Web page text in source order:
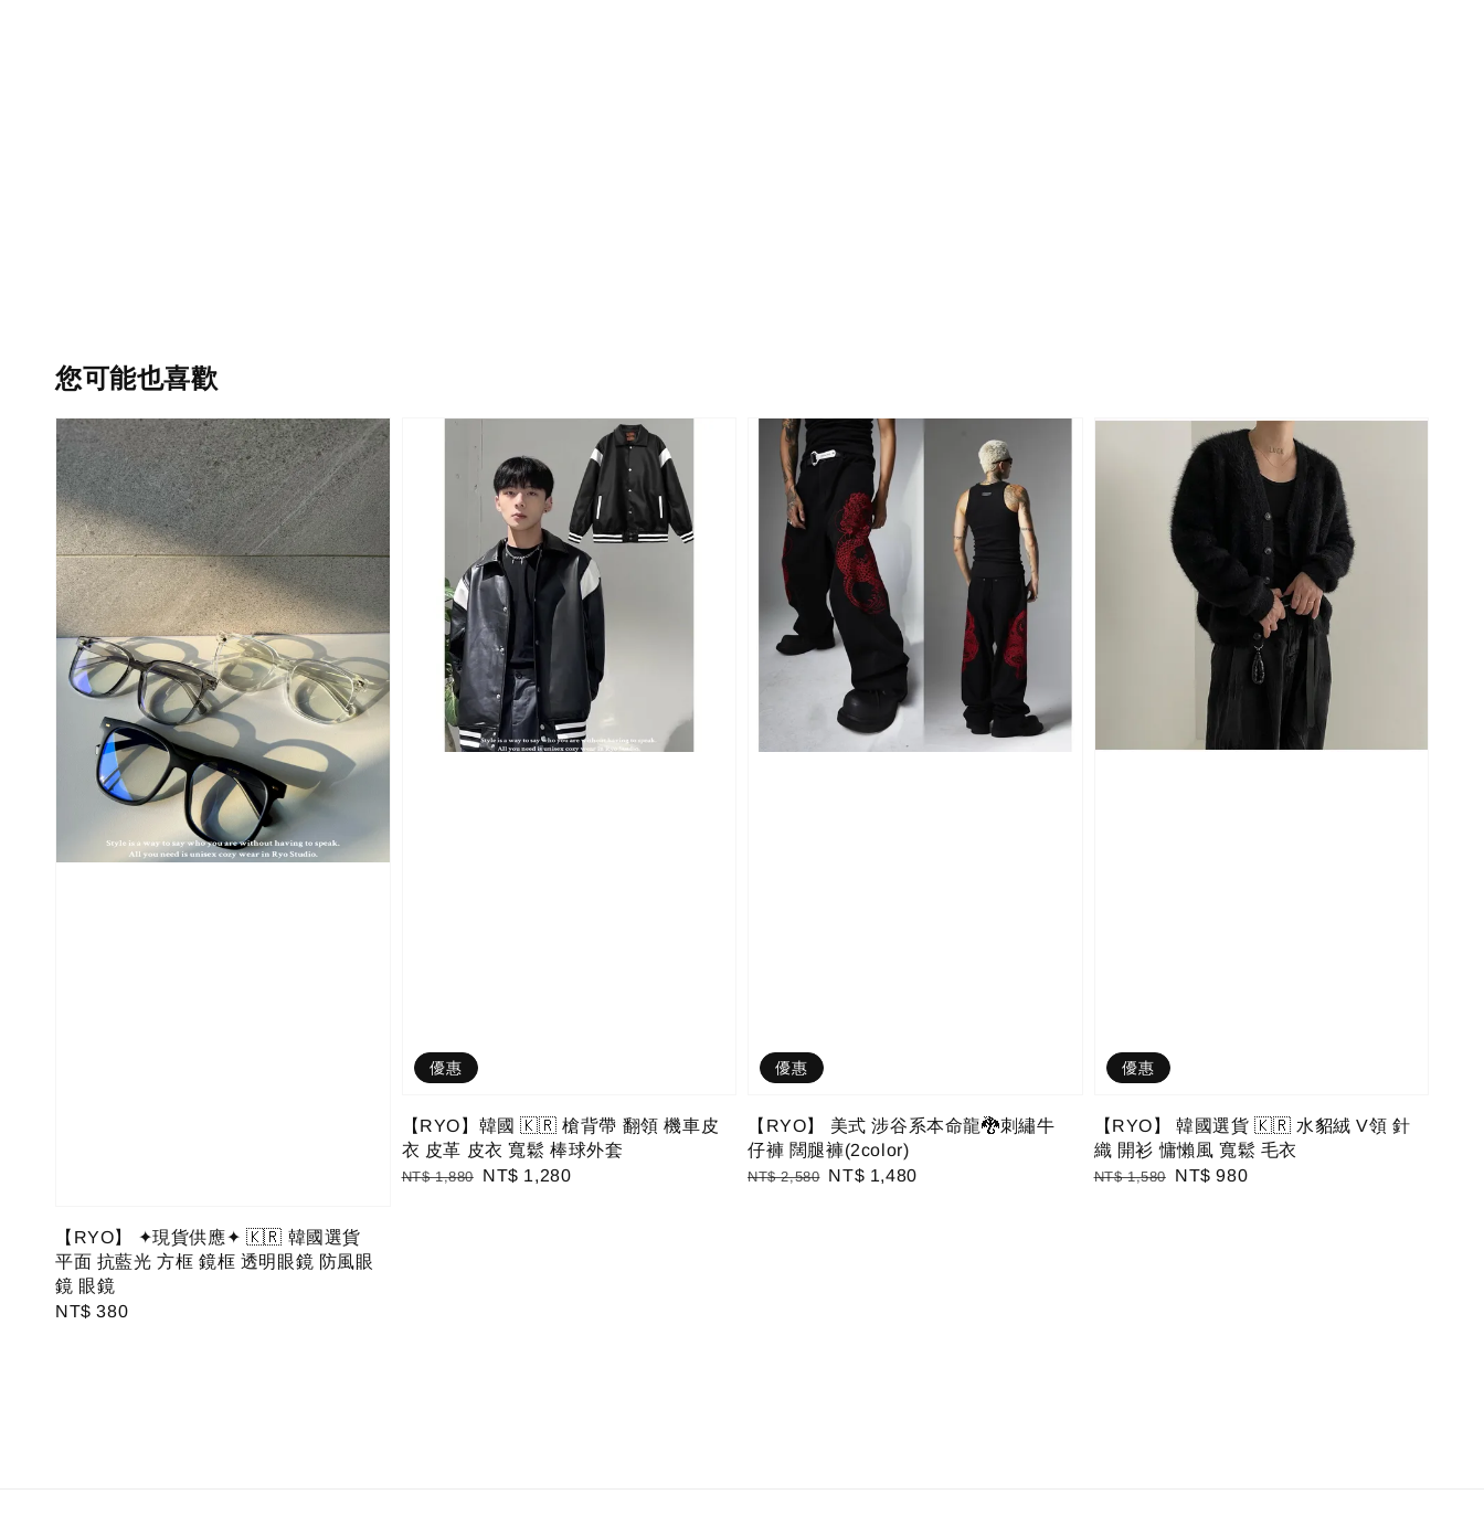
您可能也喜歡
【RYO】 ✦現貨供應✦ 🇰🇷 韓國選貨
平面 抗藍光 方框 鏡框 透明眼鏡 防風眼
鏡 眼鏡
Regular
NT$ 380
優惠
【RYO】韓國 🇰🇷 槍背帶 翻領 機車皮
衣 皮革 皮衣 寬鬆 棒球外套
Regular
NT$ 1,880
Sale
NT$ 1,280
優惠
【RYO】 美式 涉谷系本命龍🐉刺繡牛
仔褲 闊腿褲(2color)
Regular
NT$ 2,580 Sale
NT$ 1,480
優惠
【RYO】 韓國選貨 🇰🇷 水貂絨 V領 針
織 開衫 慵懶風 寬鬆 毛衣
Regular
NT$ 1,580
Sale
NT$ 980